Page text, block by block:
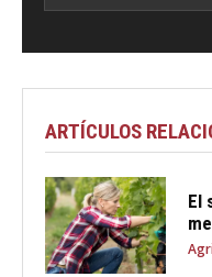
ARTÍCULOS
El